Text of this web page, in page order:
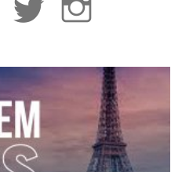
Facebook Twitter